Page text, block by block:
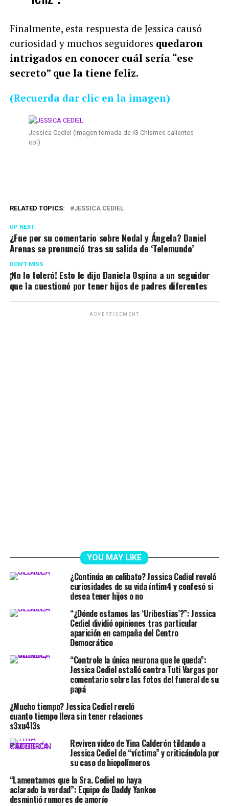
Finalmente, esta respuesta de Jessica causó
curiosidad y muchos seguidores quedaron
intrigados en conocer cuál sería “ese
secreto” que la tiene feliz.
(Recuerda dar clic en la imagen)
Jessica Cediel (Imagen tomada de IG Chismes calientes
col)
RELATED TOPICS: JESSICA CEDIEL
UP NEXT
¿Fue por su comentario sobre Nodal y Ángela? Daniel
Arenas se pronunció tras su salida de ‘Telemundo’
DON'T MISS
¡No lo toleró! Esto le dijo Daniela Ospina a un seguidor
que la cuestionó por tener hijos de padres diferentes
ADVERTISEMENT
YOU MAY LIKE
¿Continúa en celibato? Jessica Cediel reveló
curiosidades de su vida íntim4 y confesó si
desea tener hijos o no
“¿Dónde estamos las ‘Uribestias’?”: Jessica
Cediel dividió opiniones tras particular
aparición en campaña del Centro
Democrático
“Controle la única neurona que le queda”:
Jessica Cediel estalló contra Tuti Vargas por
comentario sobre las fotos del funeral de su
papá
¿Mucho tiempo? Jessica Cediel reveló
cuanto tiempo lleva sin tener relaciones
s3xu4l3s
Reviven video de Yina Calderón tildando a
Jessica Cediel de “víctima” y criticándola por
su caso de biopolímeros
“Lamentamos que la Sra. Cediel no haya
aclarado la verdad”: Equipo de Daddy Yankee
desmintió rumores de amorío